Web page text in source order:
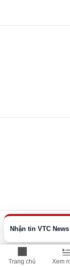
Trang chủ Xem
Nhận tin VTC